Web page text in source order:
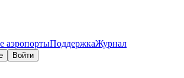
аэропортыПоддержкаЖурнал
Войти